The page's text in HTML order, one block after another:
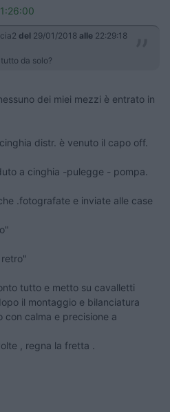
del 29/01/2018 alle 22:29:18
da solo?
dei miei mezzi è entrato in
distr. è venuto il capo off.
a cinghia -pulegge - pompa.
.fotografate e inviate alle case
tutto e metto su cavalletti
il montaggio e bilanciatura
calma e precisione a
, regna la fretta .